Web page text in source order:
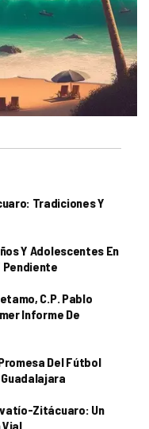
Tradiciones Y
Y Adolescentes En
Pendiente
C.P. Pablo
Informe De
Del Fútbol
Zitácuaro: Un
Vial